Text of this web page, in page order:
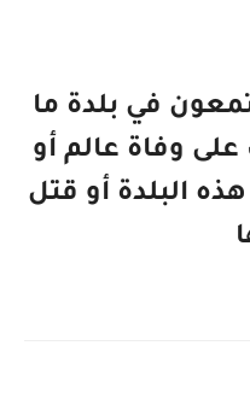
في بلدة ما
وفاة عالم أو
البلدة أو قتل